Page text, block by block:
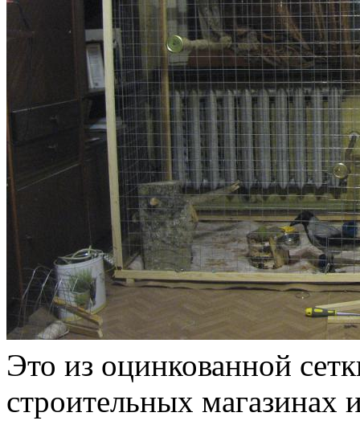
Это из оцинкованной
строительных магазинах